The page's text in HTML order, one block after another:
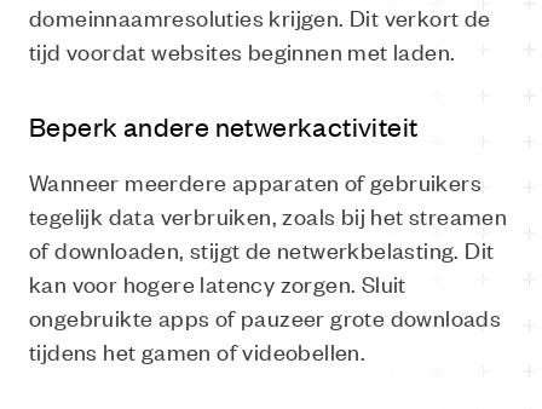
domeinnaamresoluties krijgen. Dit verkort de
tijd voordat websites beginnen met laden.
Beperk andere netwerkactiviteit
Wanneer meerdere apparaten of gebruikers
tegelijk data verbruiken, zoals bij het streamen
of downloaden, stijgt de netwerkbelasting. Dit
kan voor hogere latency zorgen. Sluit
ongebruikte apps of pauzeer grote downloads
tijdens het gamen of videobellen.